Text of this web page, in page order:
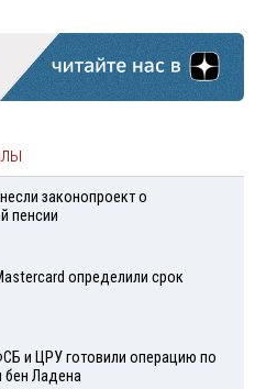
законопроект о
пенсии
определили срок
и ЦРУ готовили операцию по
бен Ладена